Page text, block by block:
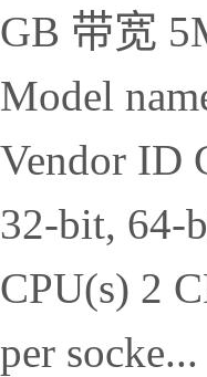
GB 带宽
Model
Vendor ID
32-bit, 64-
CPU(s) 2
per socke...